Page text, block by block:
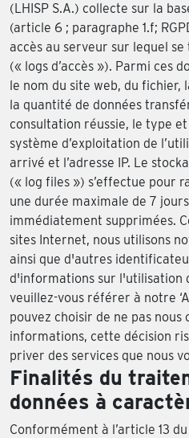
(LHISP S.A.) collecte sur la
(article 6 ; paragraphe 1.f;
accès au serveur sur lequel
(« logs d’accès »). Parmi ces
le nom du site web, du fichier,
la quantité de données
consultation réussie, le type
système d’exploitation de
arrivé et l’adresse IP. Le
(« log files ») s’effectue pour
une durée maximale de 7
immédiatement supprimées.
sites Internet, nous utilisons
ainsi que d'autres
d'informations sur l'utilisation
veuillez-vous référer à notre
pouvez choisir de ne pas
informations, cette décision
priver des services que nous
Finalités du
données à
Conformément à l’article 13